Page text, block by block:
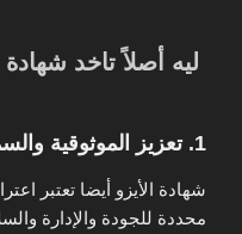
ليه أصلاً تاخد شهادة ISO؟
1. تعزيز الموثوقية والسمعة المؤسسية
شهادة الأيزو أيضا تعتبر
محددة للجودة والإدارة